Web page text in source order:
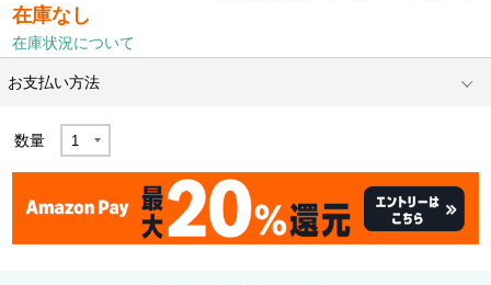
在庫なし
在庫状況について
お支払い方法
数量